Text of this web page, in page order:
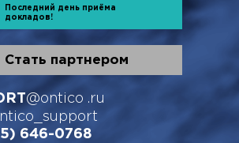
Последний день приёма
докладов!
Стать партнером
@ontico .ru
646-0768